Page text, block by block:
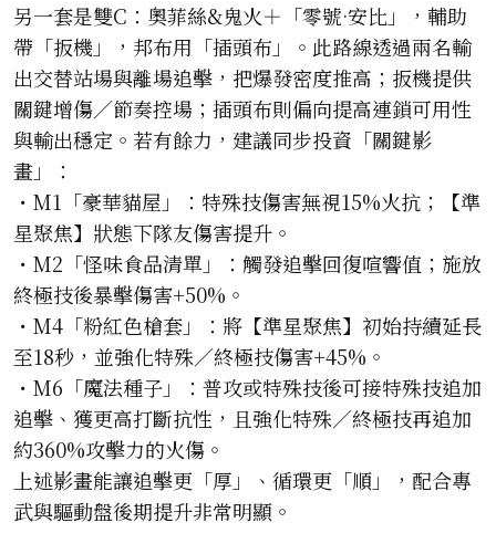
另一套是雙C：奧菲絲&鬼火＋「零號·安比」，輔助
帶「扳機」，邦布用「插頭布」。此路線透過兩名輸
出交替站場與離場追擊，把爆發密度推高；扳機提供
關鍵增傷／節奏控場；插頭布則偏向提高連鎖可用性
與輸出穩定。若有餘力，建議同步投資「關鍵影
畫」：
・M1「豪華貓屋」：特殊技傷害無視15%火抗；【準
星聚焦】狀態下隊友傷害提升。
・M2「怪味食品清單」：觸發追擊回復喧響值；施放
終極技後暴擊傷害+50%。
・M4「粉紅色槍套」：將【準星聚焦】初始持續延長
至18秒，並強化特殊／終極技傷害+45%。
・M6「魔法種子」：普攻或特殊技後可接特殊技追加
追擊、獲更高打斷抗性，且強化特殊／終極技再追加
約360%攻擊力的火傷。
上述影畫能讓追擊更「厚」、循環更「順」，配合專
武與驅動盤後期提升非常明顯。